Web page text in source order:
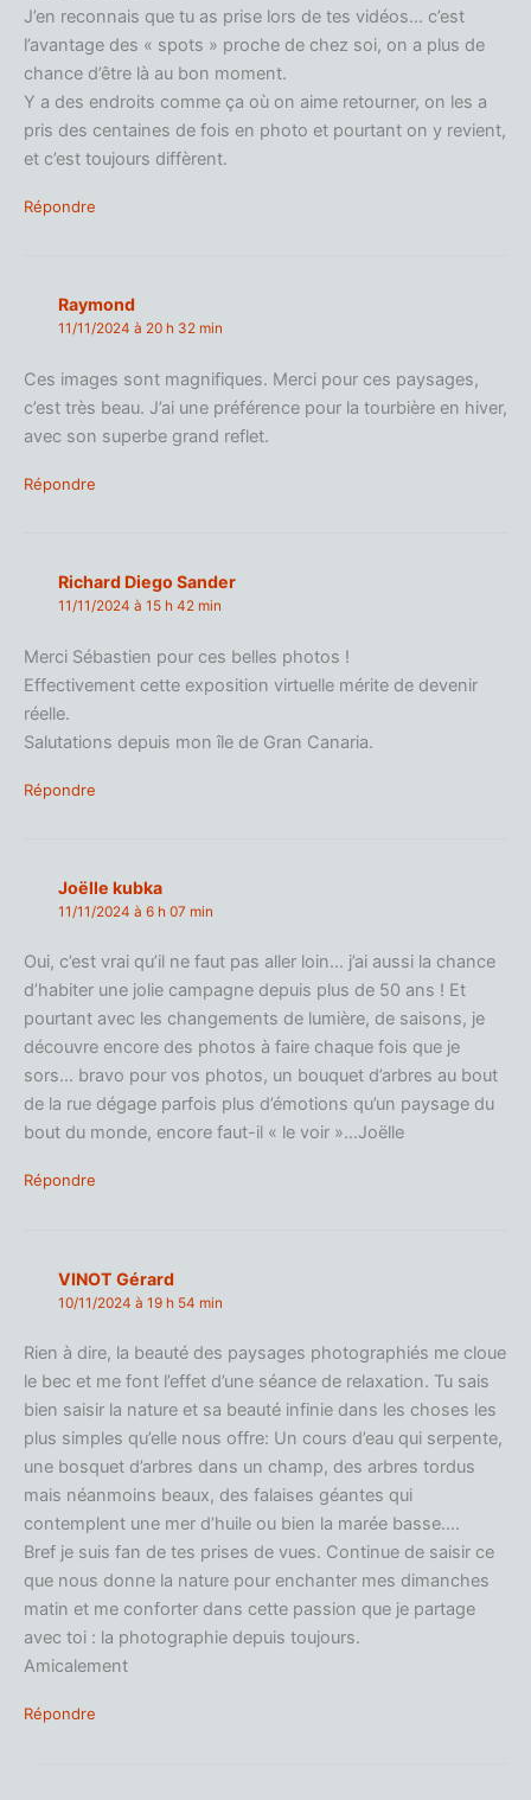
J’en reconnais que tu as prise lors de tes vidéos… c’est
l’avantage des « spots » proche de chez soi, on a plus de
chance d’être là au bon moment.
Y a des endroits comme ça où on aime retourner, on les a
pris des centaines de fois en photo et pourtant on y revient,
et c’est toujours diffèrent.
Répondre
Raymond
11/11/2024 à 20 h 32 min
Ces images sont magnifiques. Merci pour ces paysages,
c’est très beau. J’ai une préférence pour la tourbière en hiver,
avec son superbe grand reflet.
Répondre
Richard Diego Sander
11/11/2024 à 15 h 42 min
Merci Sébastien pour ces belles photos !
Effectivement cette exposition virtuelle mérite de devenir
réelle.
Salutations depuis mon île de Gran Canaria.
Répondre
Joëlle kubka
11/11/2024 à 6 h 07 min
Oui, c’est vrai qu’il ne faut pas aller loin… j’ai aussi la chance
d’habiter une jolie campagne depuis plus de 50 ans ! Et
pourtant avec les changements de lumière, de saisons, je
découvre encore des photos à faire chaque fois que je
sors… bravo pour vos photos, un bouquet d’arbres au bout
de la rue dégage parfois plus d’émotions qu’un paysage du
bout du monde, encore faut-il « le voir »…Joëlle
Répondre
VINOT Gérard
10/11/2024 à 19 h 54 min
Rien à dire, la beauté des paysages photographiés me cloue
le bec et me font l’effet d’une séance de relaxation. Tu sais
bien saisir la nature et sa beauté infinie dans les choses les
plus simples qu’elle nous offre: Un cours d’eau qui serpente,
une bosquet d’arbres dans un champ, des arbres tordus
mais néanmoins beaux, des falaises géantes qui
contemplent une mer d’huile ou bien la marée basse….
Bref je suis fan de tes prises de vues. Continue de saisir ce
que nous donne la nature pour enchanter mes dimanches
matin et me conforter dans cette passion que je partage
avec toi : la photographie depuis toujours.
Amicalement
Répondre